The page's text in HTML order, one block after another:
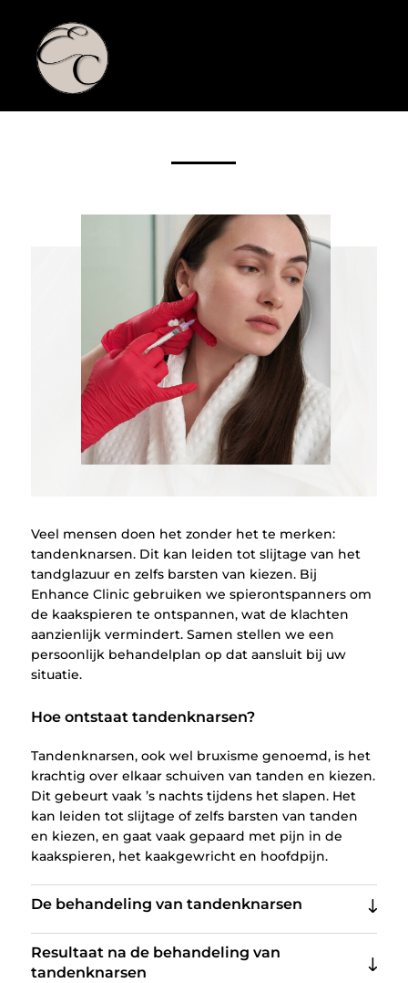
Veel mensen doen het zonder het te merken:
tandenknarsen. Dit kan leiden tot slijtage van het
tandglazuur en zelfs barsten van kiezen. Bij
Enhance Clinic gebruiken we spierontspanners om
de kaakspieren te ontspannen, wat de klachten
aanzienlijk vermindert. Samen stellen we een
persoonlijk behandelplan op dat aansluit bij uw
situatie.
Hoe ontstaat tandenknarsen?
Tandenknarsen, ook wel bruxisme genoemd, is het
krachtig over elkaar schuiven van tanden en kiezen.
Dit gebeurt vaak ’s nachts tijdens het slapen. Het
kan leiden tot slijtage of zelfs barsten van tanden
en kiezen, en gaat vaak gepaard met pijn in de
kaakspieren, het kaakgewricht en hoofdpijn.
De behandeling van tandenknarsen
Resultaat na de behandeling van
tandenknarsen